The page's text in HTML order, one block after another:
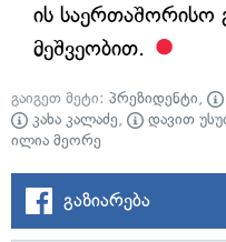
ის საერთაშორისო
მეშვეობით.
გაიგეთ მეტი: პრეზიდენტი,
კახა კალაძე, დავით
ილია მეორე
გაზიარება